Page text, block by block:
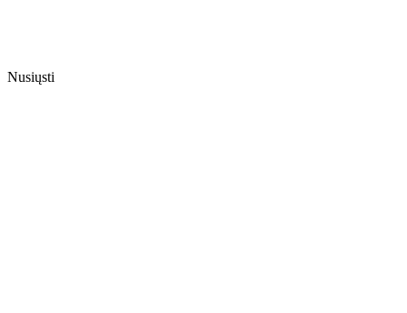
Nusiųsti